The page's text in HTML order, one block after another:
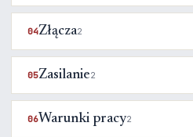
04Złącza2
05Zasilanie2
06Warunki pracy2